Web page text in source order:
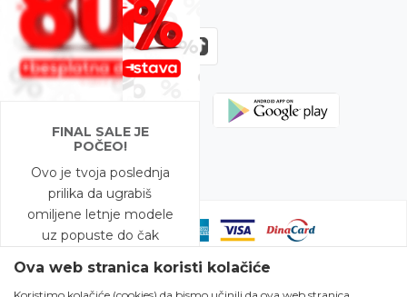
FINAL SALE JE
POČEO!
Ovo je tvoja poslednja
prilika da ugrabiš
omiljene letnje modele
uz popuste do čak
Zapratite nas
Ova web stranica koristi kolačiće